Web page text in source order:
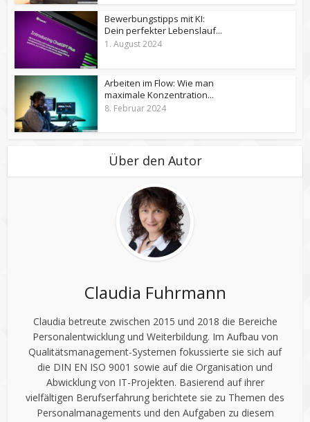
Bewerbungstipps mit KI:
Dein perfekter Lebenslauf...
1. August 2024
Arbeiten im Flow: Wie man
maximale Konzentration...
8. Februar 2024
Über den Autor
Claudia Fuhrmann
Claudia betreute zwischen 2015 und 2018 die Bereiche
Personalentwicklung und Weiterbildung. Im Aufbau von
Qualitätsmanagement-Systemen fokussierte sie sich auf
die DIN EN ISO 9001 sowie auf die Organisation und
Abwicklung von IT-Projekten. Basierend auf ihrer
vielfältigen Berufserfahrung berichtete sie zu Themen des
Personalmanagements und den Aufgaben zu diesem